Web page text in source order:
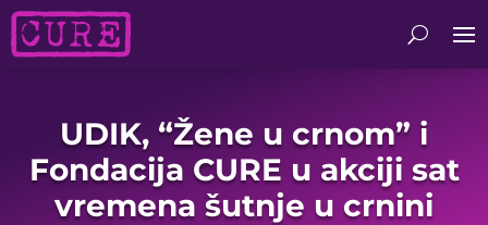
UDIK, “Žene u crnom” i
Fondacija CURE u akciji sat
vremena šutnje u crnini